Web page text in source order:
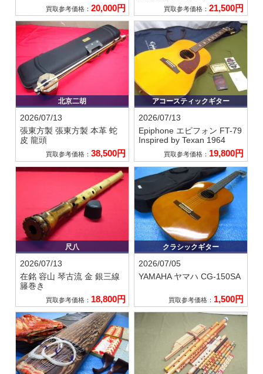
買取参考価格： 20,000円 買取参考価格：21,500円
北京二胡
2026/07/13
張東方製 張東方製 本革 蛇
皮 龍頭
買取参考価格： 38,500円
アコースティックギター
2026/07/13
Epiphone エピフォン FT-79
Inspired by Texan 1964
買取参考価格： 19,800円
尺八
2026/07/13
在銘 容山 琴古流 金 銀三線
籐巻き
買取参考価格： 18,800円
クラシックギター
2026/07/05
YAMAHA ヤマハ CG-150SA
買取参考価格： 1,500円